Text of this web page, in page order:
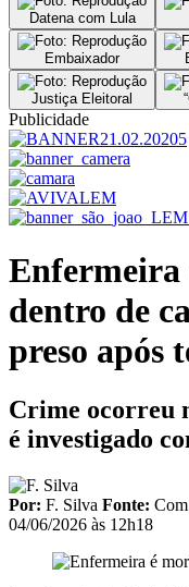
Datena com Lula
Embaixador
Justiça Eleitoral
Publicidade
Enfermeira
dentro de
preso após
Crime ocorreu
é investigado
Por: F. Silva Fonte:
04/06/2026 às 12h18